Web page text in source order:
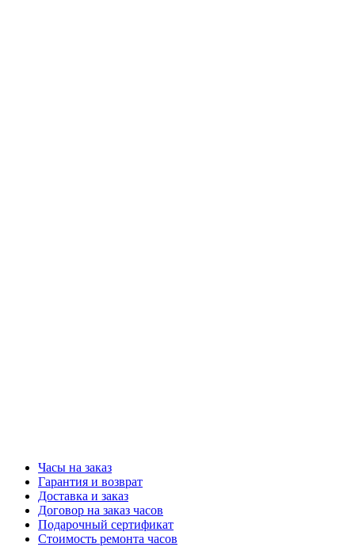
Часы на заказ
Гарантия и возврат
Доставка и заказ
Договор на заказ часов
Подарочный сертификат
Стоимость ремонта часов